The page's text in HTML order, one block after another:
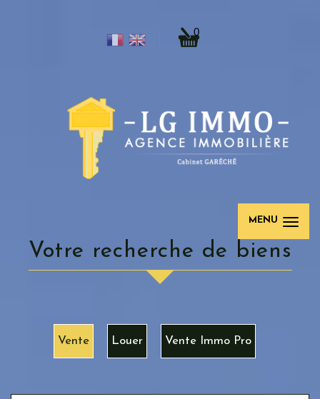
0
MENU
votre recherche de biens
Vente Louer Vente Immo Pro